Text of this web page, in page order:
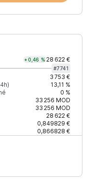
+0,46 % 28 622 €
#7741
3 753 €
13,11 %
0 %
33 256 MOD
33 256 MOD
28 622 €
0,849829 €
0,866828 €